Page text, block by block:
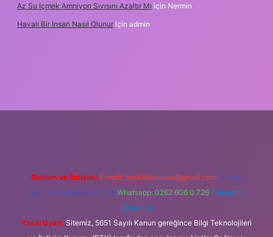
Az Su Içmek Amniyon Sıvısını Azaltır Mı için Nermin
Havalı Bir Insan Nasıl Olunur için admin
Reklam ve İletişim: E-mail: backlinkpaneli@gmail.com Teams:
forumhizmeti@gmail.com Whatsapp: 0262 606 0 726 Telegram:
@karabul
Yasal Uyarı: Sitemiz, 5651 Sayılı Kanun gereğince Bilgi Teknolojileri